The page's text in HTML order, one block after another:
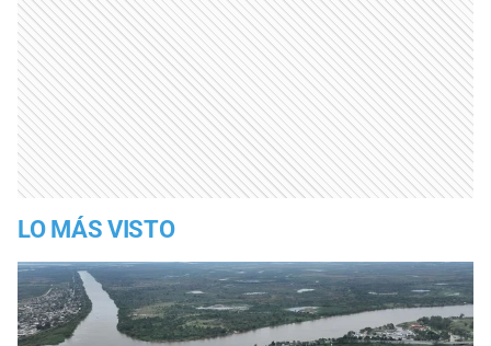
LO MÁS VISTO